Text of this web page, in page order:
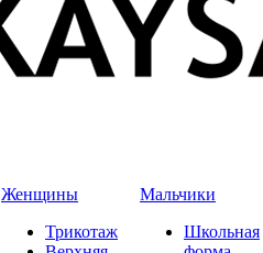
Женщины
Трикотаж
Мальчики
Школьная